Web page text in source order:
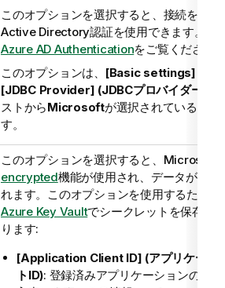
このオプションを選択すると、接続を確
Active Directory認証を使用できます。関
Azure AD Authenticationをご覧ください
このオプションは、 [Basic settings] (基
[JDBC Provider] (JDBCプロバイダー)
ストからMicrosoftが選択されている場合
す。
このオプションを選択すると、Microsoft
encrypted機能が使用され、データが暗号
れます。このオプションを使用するために
Azure Key Vaultでシークレットを保存し
ります:
[Application Client ID] (アプリケーシ
トID): 登録済みアプリケーションのク